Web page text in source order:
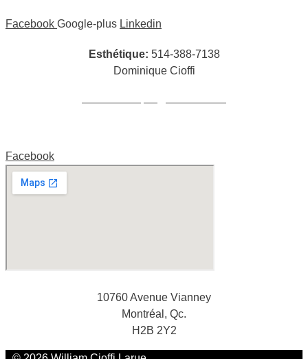
Facebook Google-plus Linkedin
Esthétique: 514-388-7138
Dominique Cioffi
Facebook
10760 Avenue Vianney
Montréal, Qc.
H2B 2Y2